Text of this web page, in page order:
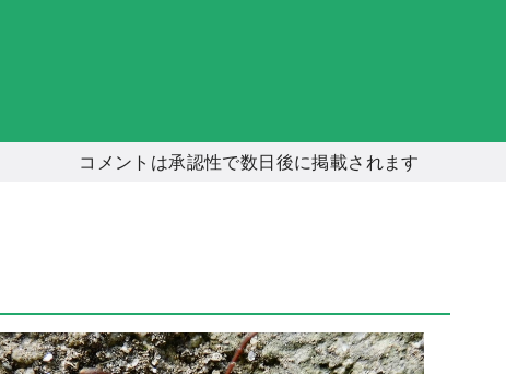
コメントは承認性で数日後に掲載されます